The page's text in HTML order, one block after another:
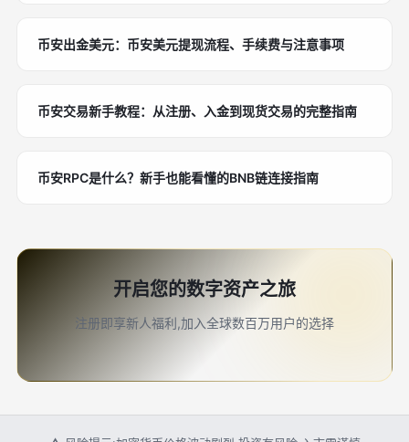
币安出金美元：币安美元提现流程、手续费与注意事项
币安交易新手教程：从注册、入金到现货交易的完整指南
币安RPC是什么？新手也能看懂的BNB链连接指南
开启您的数字资产之旅
注册即享新人福利,加入全球数百万用户的选择